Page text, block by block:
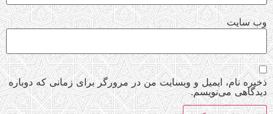
وب‌ سایت
ذخیره نام، ایمیل و وبسایت من در مرورگر برای زمانی که دوباره
دیدگاهی می‌نویسم.